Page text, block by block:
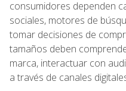
consumidores dependen
sociales, motores de
tomar decisiones de
tamaños deben
marca, interactuar con
a través de canales